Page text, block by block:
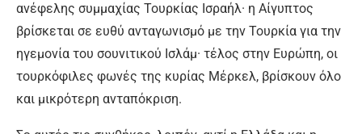
ανέφελης συμμαχίας Τουρκίας Ισραήλ· η Αίγυπτος
βρίσκεται σε ευθύ ανταγωνισμό με την Τουρκία για την
ηγεμονία του σουνιτικού Ισλάμ· τέλος στην Ευρώπη, οι
τουρκόφιλες φωνές της κυρίας Μέρκελ, βρίσκουν όλο
και μικρότερη ανταπόκριση.